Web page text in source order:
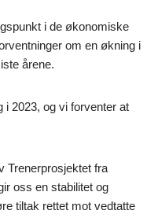
i de økonomiske
om en økning i
årene.
i 2023, og vi forventer at
Trenerprosjektet fra
oss en stabilitet og
tiltak rettet mot vedtatte